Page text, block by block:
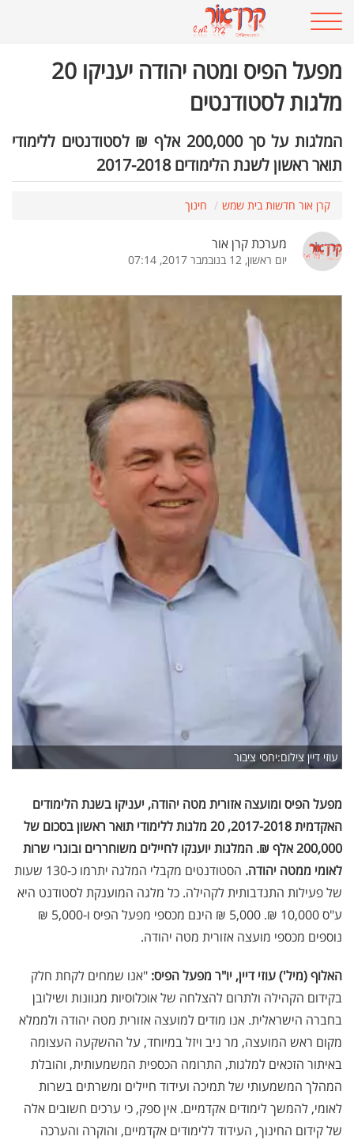
מפעל הפיס ומטה יהודה יעניקו 20
מלגות לסטודנטים
המלגות על סך 200,000 אלף ₪ לסטודנטים ללימודי
תואר ראשון לשנת הלימודים 2017-2018
קרן אור חדשות בית שמש חינוך
מערכת קרן אור
יום ראשון, 12 בנובמבר 2017, 07:14
עוזי דיין צילום:יחסי ציבור
מפעל הפיס ומועצה אזורית מטה יהודה, יעניקו בשנת הלימודים
האקדמית 2017-2018, 20 מלגות ללימודי תואר ראשון בסכום של
200,000 אלף ₪. המלגות יוענקו לחיילים משוחררים ובוגרי שרות
לאומי ממטה יהודה.
הסטודנטים מקבלי המלגה יתרמו כ-130 שעות
של פעילות התנדבותית לקהילה. כל מלגה המוענקת לסטודנט היא
ע"ס 10,000 ₪. 5,000 ₪ הינם מכספי מפעל הפיס ו-5,000 ₪
נוספים מכספי מועצה אזורית מטה יהודה.
האלוף (מיל') עוזי דיין, יו"ר מפעל הפיס: "אנו שמחים לקחת חלק
בקידום הקהילה ולתרום להצלחה של אוכלוסיות מגוונות ושילובן
בחברה הישראלית. אנו מודים למועצה אזורית מטה יהודה ולממלא
מקום ראש המועצה, מר ניב ויזל במיוחד, על ההשקעה העצומה
באיתור הזכאים למלגות, התרומה הכספית המשמעותית, והובלת
המהלך המשמעותי של תמיכה ועידוד חיילים ומשרתים בשרות
לאומי, להמשך לימודים אקדמיים. אין ספק, כי ערכים חשובים אלה
של קידום החינוך, העידוד ללימודים אקדמיים, והוקרה והערכה